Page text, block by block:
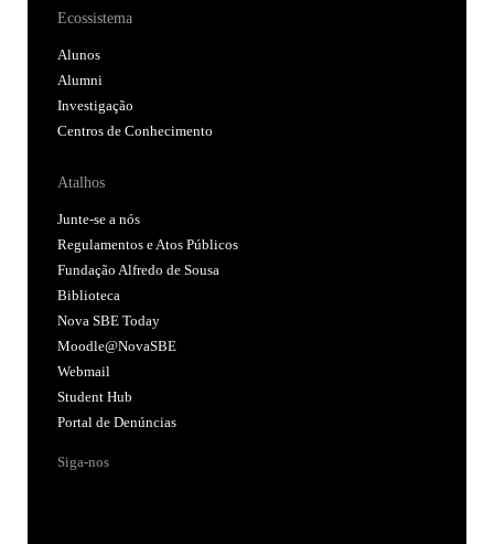
Ecossistema
Alunos
Alumni
Investigação
Centros de Conhecimento
Atalhos
Junte-se a nós
Regulamentos e Atos Públicos
Fundação Alfredo de Sousa
Biblioteca
Nova SBE Today
Moodle@NovaSBE
Webmail
Student Hub
Portal de Denúncias
Siga-nos